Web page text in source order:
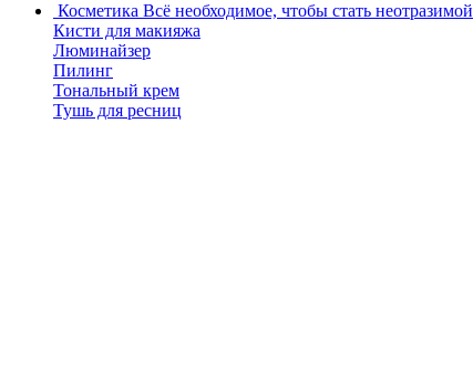
Косметика Всё необходимое, чтобы стать неотразимой
Кисти для макияжа
Люминайзер
Пилинг
Тональный крем
Тушь для ресниц